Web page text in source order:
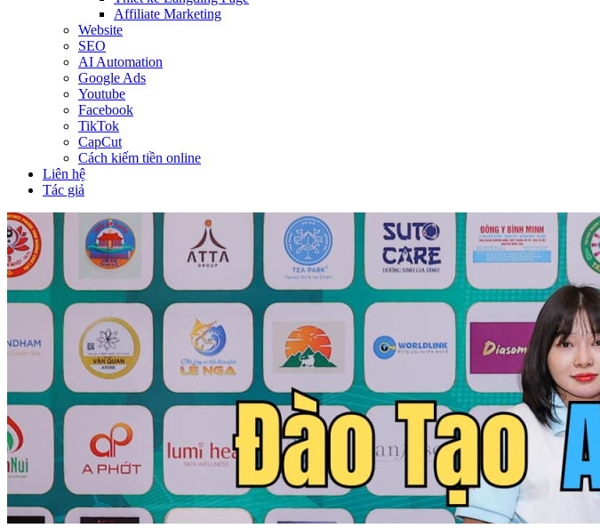
Affiliate Marketing
Website
SEO
AI Automation
Google Ads
Youtube
Facebook
TikTok
CapCut
Cách kiếm tiền online
Liên hệ
Tác giả